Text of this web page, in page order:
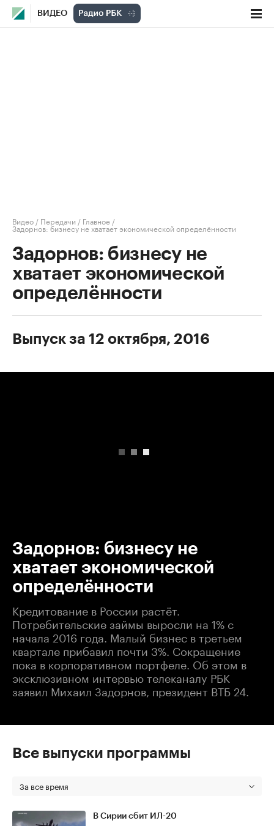
ВИДЕО
Видео / Передачи / Главное /
Задорнов: бизнесу не хватает экономической определённости
Задорнов: бизнесу не
хватает экономической
определённости
Выпуск за 12 октября, 2016
Задорнов: бизнесу не
хватает экономической
определённости
Кредитование в России растёт.
Потребительские займы выросли на 1% с
начала 2016 года. Малый бизнес в третьем
квартале прибавил почти 3%. Сокращение
пока в корпоративном портфеле. Об этом в
эксклюзивном интервью телеканалу РБК
заявил Михаил Задорнов, президент ВТБ 24.
Все выпуски программы
За все время
В Сирии сбит ИЛ-20